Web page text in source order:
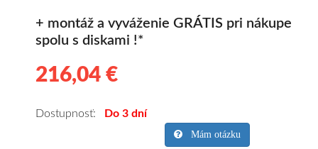
+ montáž a vyváženie GRÁTIS pri nákupe
spolu s diskami !*
216,04 €
pneumatiky
Dostupnosť: Do 3 dní
Mám otázku